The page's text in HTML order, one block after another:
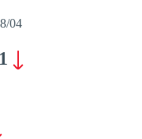
04